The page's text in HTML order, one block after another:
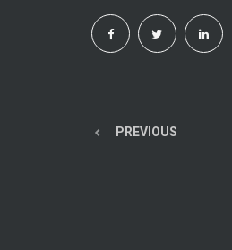
PREVIOUS